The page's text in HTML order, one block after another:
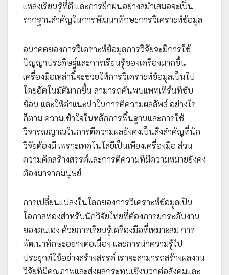
แหล่งเรียนรู้ที่ดี และการฝึกฝนอย่างสม่ำเสมอจะเป็น
รากฐานสำคัญในการพัฒนาทักษะการวิเคราะห์ข้อมูล
อนาคตของการวิเคราะห์ข้อมูลการวิจัยจะมีการใช้
ปัญญาประดิษฐ์และการเรียนรู้ของเครื่องมากขึ้น
เครื่องมือเหล่านี้จะช่วยให้การวิเคราะห์ข้อมูลเป็นไป
โดยอัตโนมัติมากขึ้น สามารถค้นพบแพทเทิร์นที่ซับ
ซ้อน และให้คำแนะนำในการตีความผลลัพธ์ อย่างไร
ก็ตาม ความเข้าใจในหลักการพื้นฐานและการใช้
วิจารณญาณในการตีความผลยังคงเป็นสิ่งสำคัญที่นัก
วิจัยต้องมี เพราะเทคโนโลยีเป็นเพียงเครื่องมือ ส่วน
ความคิดสร้างสรรค์และการตีความที่มีความหมายยังคง
ต้องมาจากมนุษย์
การเปลี่ยนแปลงในโลกของการวิเคราะห์ข้อมูลเป็น
โอกาสทองสำหรับนักวิจัยไทยที่ต้องการยกระดับงาน
ของตนเอง ด้วยการเรียนรู้เครื่องมือที่เหมาะสม การ
พัฒนาทักษะอย่างต่อเนื่อง และการนำความรู้ไป
ประยุกต์ใช้อย่างสร้างสรรค์ เราจะสามารถสร้างผลงาน
วิจัยที่มีคุณภาพและส่งผลกระทบเชิงบวกต่อสังคมและ